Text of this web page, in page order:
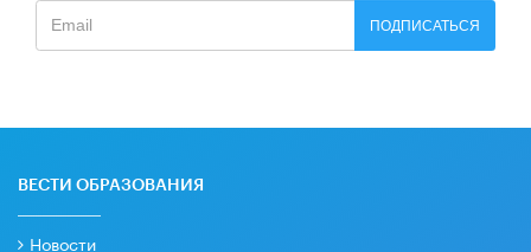
ПОДПИСАТЬСЯ
ВЕСТИ ОБРАЗОВАНИЯ
Новости